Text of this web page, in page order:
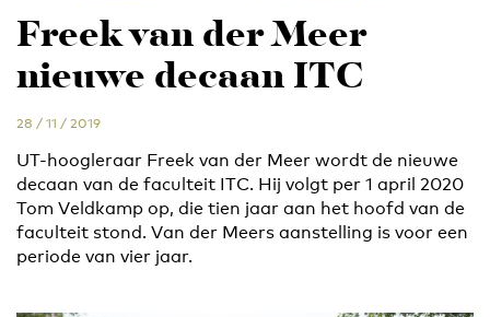
Freek van der Meer
nieuwe decaan ITC
28 / 11 / 2019
UT-hoogleraar Freek van der Meer wordt de nieuwe
decaan van de faculteit ITC. Hij volgt per 1 april 2020
Tom Veldkamp op, die tien jaar aan het hoofd van de
faculteit stond. Van der Meers aanstelling is voor een
periode van vier jaar.